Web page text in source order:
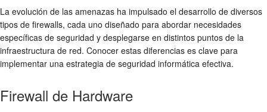
La evolución de las amenazas ha impulsado el desarrollo de diversos
tipos de firewalls, cada uno diseñado para abordar necesidades
específicas de seguridad y desplegarse en distintos puntos de la
infraestructura de red. Conocer estas diferencias es clave para
implementar una estrategia de seguridad informática efectiva.
Firewall de Hardware